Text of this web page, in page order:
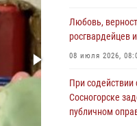
31 июля 2026,
Временно
Республике
«Орленок»
31 июля 2026,
Любовь,
росгвардейцев
08 июля 2026,
При содействии
Сосногорске
публичном